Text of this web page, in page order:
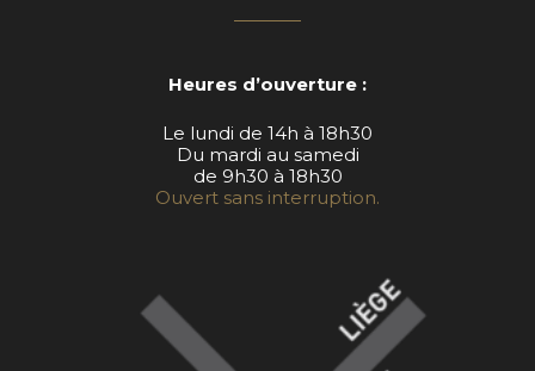
Heures d’ouverture :
Le lundi de 14h à 18h30
Du mardi au samedi
de 9h30 à 18h30
Ouvert sans interruption.